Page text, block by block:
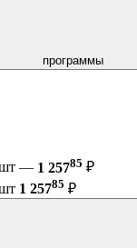
программы
шт — 1 25785 ₽
1 25785 ₽